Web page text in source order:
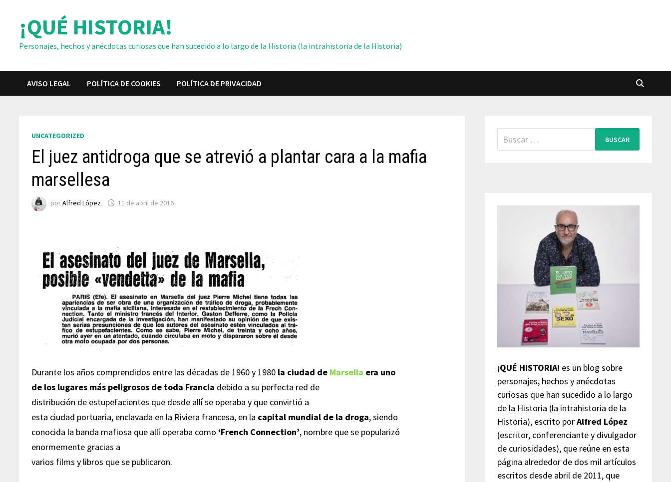
contenido¡QUÉ HISTORIA!
Personajes, hechos y anécdotas curiosas que han sucedido a lo largo de la Historia (la intrahistoria de la Historia)
AVISO LEGAL POLÍTICA DE COOKIES POLÍTICA DE PRIVACIDAD
UNCATEGORIZED
El juez antidroga que se atrevió a plantar cara a la mafia
marsellesa
porAlfred López 11 de abril de 2016
Durante los años comprendidos entre las décadas de 1960 y 1980 la ciudad de Marsella era uno
de los lugares más peligrosos de toda Francia debido a su perfecta red de
distribución de estupefacientes que desde allí se operaba y que convirtió a
esta ciudad portuaria, enclavada en la Riviera francesa, en la capital mundial de la droga, siendo
conocida la banda mafiosa que allí operaba como ‘French Connection’, nombre que se popularizó
enormemente gracias a
varios films y libros que se publicaron.
Buscar:
¡QUÉ HISTORIA! es un blog sobre
personajes, hechos y anécdotas
curiosas que han sucedido a lo largo
de la Historia (la intrahistoria de la
Historia), escrito porAlfred López
(escritor, conferenciante y divulgador
de curiosidades), que reúne en esta
página alrededor de dos mil artículos
escritos desde abril de 2011, que